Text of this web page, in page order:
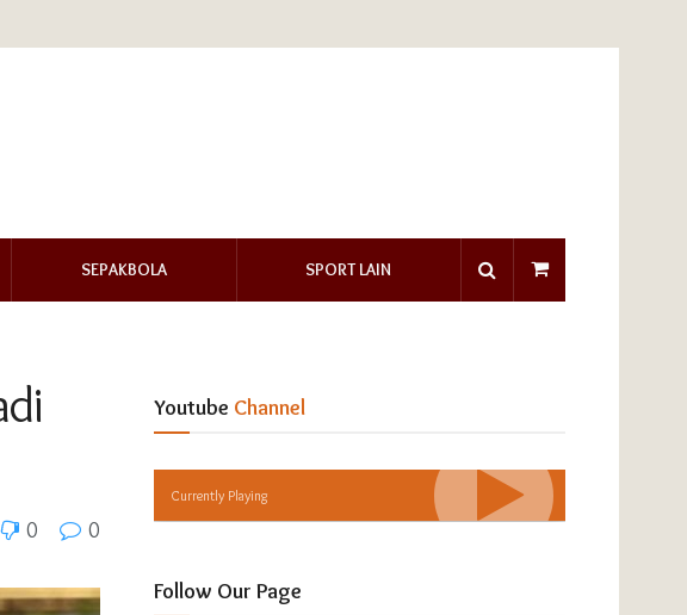
SEPAKBOLA SPORT LAIN
0 0
Youtube Channel
Currently Playing
Follow Our Page